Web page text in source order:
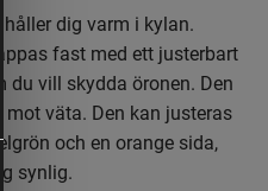
dig varm i kylan.
fast med ett justerbart
du vill skydda öronen. Den
väta. Den kan justeras
och en orange sida,
synlig.